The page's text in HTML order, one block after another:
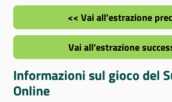
<< Vai all’estrazione
Vai all’estrazione
Informazioni sul gioco del
Online